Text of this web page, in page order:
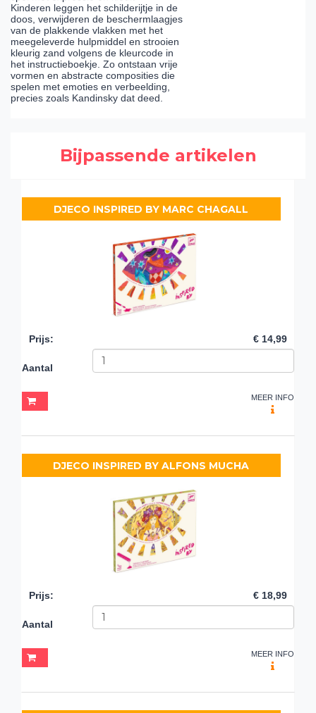
Kinderen leggen het schilderijtje in de
doos, verwijderen de beschermlaagjes
van de plakkende vlakken met het
meegeleverde hulpmiddel en strooien
kleurig zand volgens de kleurcode in
het instructieboekje. Zo ontstaan vrije
vormen en abstracte composities die
spelen met emoties en verbeelding,
precies zoals Kandinsky dat deed.
Bijpassende artikelen
DJECO INSPIRED BY MARC CHAGALL
Prijs: € 14,99
Aantal
MEER INFO
DJECO INSPIRED BY ALFONS MUCHA
Prijs: € 18,99
Aantal
MEER INFO